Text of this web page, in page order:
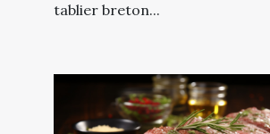
tablier breton...